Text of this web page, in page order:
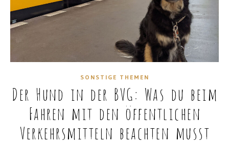
SONSTIGE THEMEN
Der Hund in der BVG: Was du beim
Fahren mit den öffentlichen
Verkehrsmitteln beachten musst